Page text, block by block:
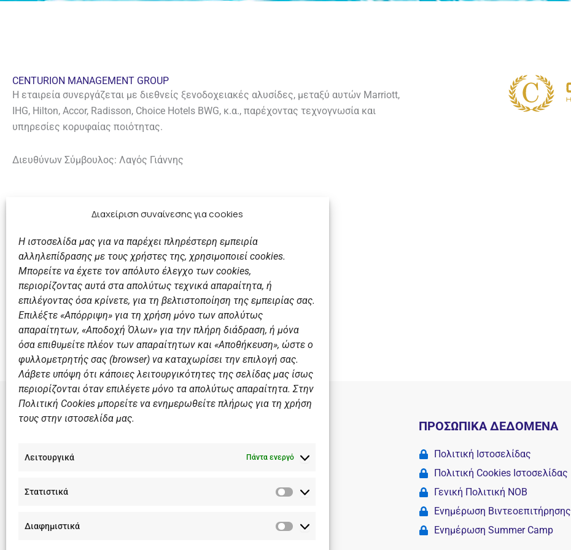
Διαχείριση συναίνεσης για cookies
Η ιστοσελίδα μας για να παρέχει πληρέστερη εμπειρία
αλληλεπίδρασης με τους χρήστες της, χρησιμοποιεί cookies.
Μπορείτε να έχετε τον απόλυτο έλεγχο των cookies,
περιορίζοντας αυτά στα απολύτως τεχνικά απαραίτητα, ή
επιλέγοντας όσα κρίνετε, για τη βελτιστοποίηση της εμπειρίας σας.
Επιλέξτε «Απόρριψη» για τη χρήση μόνο των απολύτως
απαραίτητων, «Αποδοχή Όλων» για την πλήρη διάδραση, ή μόνα
όσα επιθυμείτε πλέον των απαραίτητων και «Αποθήκευση», ώστε ο
φυλλομετρητής σας (browser) να καταχωρίσει την επιλογή σας.
Λάβετε υπόψη ότι κάποιες λειτουργικότητες της σελίδας μας ίσως
περιορίζονται όταν επιλέγετε μόνο τα απολύτως απαραίτητα. Στην
Πολιτική Cookies μπορείτε να ενημερωθείτε πλήρως για τη χρήση
τους στην ιστοσελίδα μας.
Λειτουργικά Πάντα ενεργό
Στατιστικά
Στατιστικά
Διαφημιστικά
Διαφημιστικά
CENTURION MANAGEMENT GROUP
Η εταιρεία συνεργάζεται με διεθνείς ξενοδοχειακές αλυσίδες, μεταξύ αυτών Marriott,
IHG, Hilton, Accor, Radisson, Choice Hotels BWG, κ.α., παρέχοντας τεχνογνωσία και
υπηρεσίες κορυφαίας ποιότητας.
Διευθύνων Σύμβουλος: Λαγός Γιάννης
Website:centurionhotels.eu
Τηλ. +30 6932718718
Ε-mail:john.lagos@centurionhotels.eu
Linkedin.com
Επιστροφή
F
Αθλητικές σχολές
ΠΡΟΣΩΠΙΚΑ ΔΕΔΟΜΕΝΑ
Πολιτική Ιστοσελίδας
Πολιτική Cookies Iστοσελίδας
Γενική Πολιτική ΝΟΒ
Ενημέρωση Βιντεοεπιτήρησης
Ενημέρωση Summer Camp